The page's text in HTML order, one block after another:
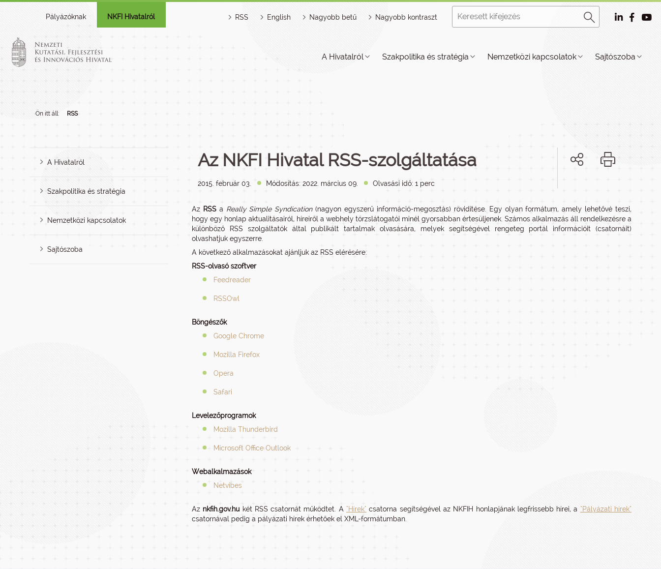
Pályázóknak NKFI Hivatalról RSS English Nagyobb betű Nagyobb kontraszt
A Hivatalról Szakpolitika és stratégia Nemzetközi kapcsolatok Sajtószoba
Ön itt áll: RSS
A Hivatalról
Szakpolitika és stratégia
Nemzetközi kapcsolatok
Sajtószoba
Az NKFI Hivatal RSS-szolgáltatása
2015. február 03. Módosítás: 2022. március 09. Olvasási idő: 1 perc
Az RSSa Really Simple Syndication(nagyon egyszerű információ-megosztás) rövidítése. Egy olyan formátum, amely lehetővé teszi,
hogy egy honlap aktualitásairól, híreiről a webhely törzslátogatói minél gyorsabban értesüljenek. Számos alkalmazás áll rendelkezésre a
különböző RSS szolgáltatók által publikált tartalmak olvasására, melyek segítségével rengeteg portál információit (csatornáit)
olvashatjuk egyszerre.
A következő alkalmazásokat ajánljuk az RSS elérésére:
RSS-olvasó szoftver
Feedreader
RSSOwl
Böngészők
Google Chrome
Mozilla Firefox
Opera
Safari
Levelezőprogramok
Mozilla Thunderbird
Microsoft Office Outlook
Webalkalmazások
Netvibes
Az nkfih.gov.hu két RSS csatornát működtet. A "Hírek" csatorna segítségével az NKFIH honlapjának legfrissebb hírei, a "Pályázati hírek"
csatornával pedig a pályázati hírek érhetőek el XML-formátumban.